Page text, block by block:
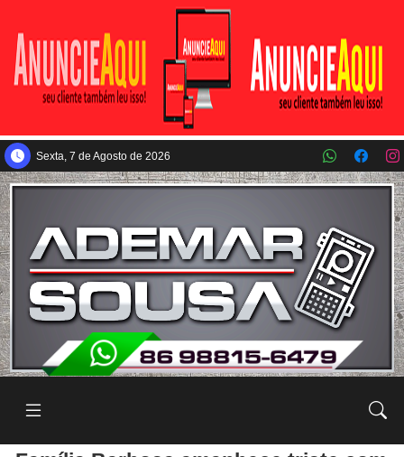
Pular para o conteúdo principal
Sexta, 7 de Agosto de 2026